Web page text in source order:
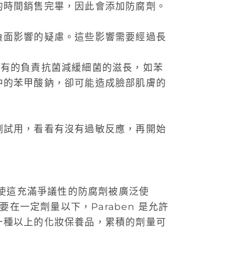
間銷售完畢，因此會添加防腐劑。
影響的疑慮。這些影響需要經過長
的負責抗菌減緩細菌的滋長，如苯
苯甲酸鈉，卻可能造成臉部肌膚的
用，看看有沒有過敏反應，再開始
充滿爭議性的防腐劑被廣泛使
在一定劑量以下，Paraben 是允許
以上的化妝保養品，累積的劑量可